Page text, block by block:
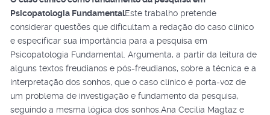
Psicopatologia FundamentalEste trabalho pretende
considerar questões que dificultam a redação do caso clínico
e especificar sua importância para a pesquisa em
Psicopatologia Fundamental. Argumenta, a partir da leitura de
alguns textos freudianos e pós-freudianos, sobre a técnica e a
interpretação dos sonhos, que o caso clínico é porta-voz de
um problema de investigação e fundamento da pesquisa,
seguindo a mesma lógica dos sonhos.Ana Cecilia Magtaz e